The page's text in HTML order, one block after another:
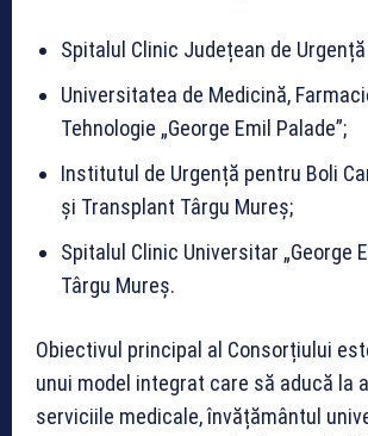
Spitalul Clinic Județean de
Universitatea de Medicină,
Tehnologie „George Emil Palade”;
Institutul de Urgență pentru Boli
și Transplant Târgu Mureș;
Spitalul Clinic Universitar „George
Târgu Mureș.
Obiectivul principal al Consorțiului
unui model integrat care să aducă la
serviciile medicale, învățământul